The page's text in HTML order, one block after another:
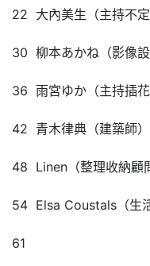
22 大內美生（主持不定
30 柳本あかね（影像設
36 雨宮ゆか（主持插花
42 青木律典（建築師）
48 Linen（整理收納顧
54 Elsa Coustals（生
61